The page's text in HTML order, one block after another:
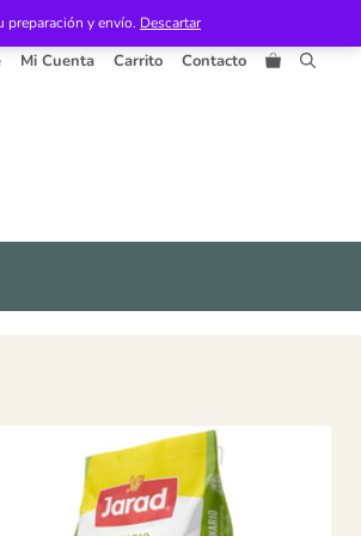
preparación y envío. Descartar
Mi Cuenta Carrito Contacto